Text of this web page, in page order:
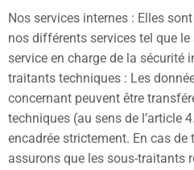
Nos services internes : Elles
nos différents services tel que
service en charge de la sécurité
traitants techniques : Les
concernant peuvent être
techniques (au sens de l’article
encadrée strictement. En cas
assurons que les sous-traitants